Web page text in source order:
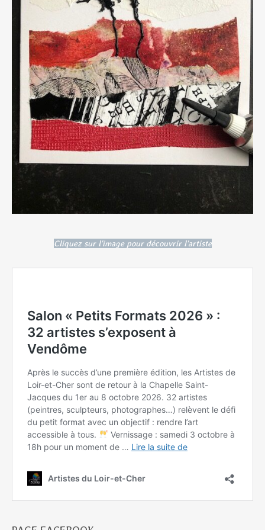
Cliquez sur l'image pour découvrir l'artiste